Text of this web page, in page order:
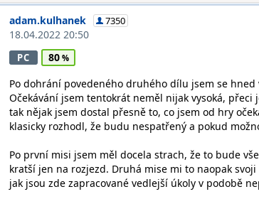
adam.kulhanek 7350
18.04.2022 20:50
PC
80
Po dohrání povedeného druhého dílu jsem se
Očekávání jsem tentokrát neměl nijak vysoká,
tak nějak jsem dostal přesně to, co jsem od hry
klasicky rozhodl, že budu nespatřený a pokud
Po první misi jsem měl docela strach, že to bude
kratší jen na rozjezd. Druhá mise mi to naopak
jak jsou zde zapracované vedlejší úkoly v podobě